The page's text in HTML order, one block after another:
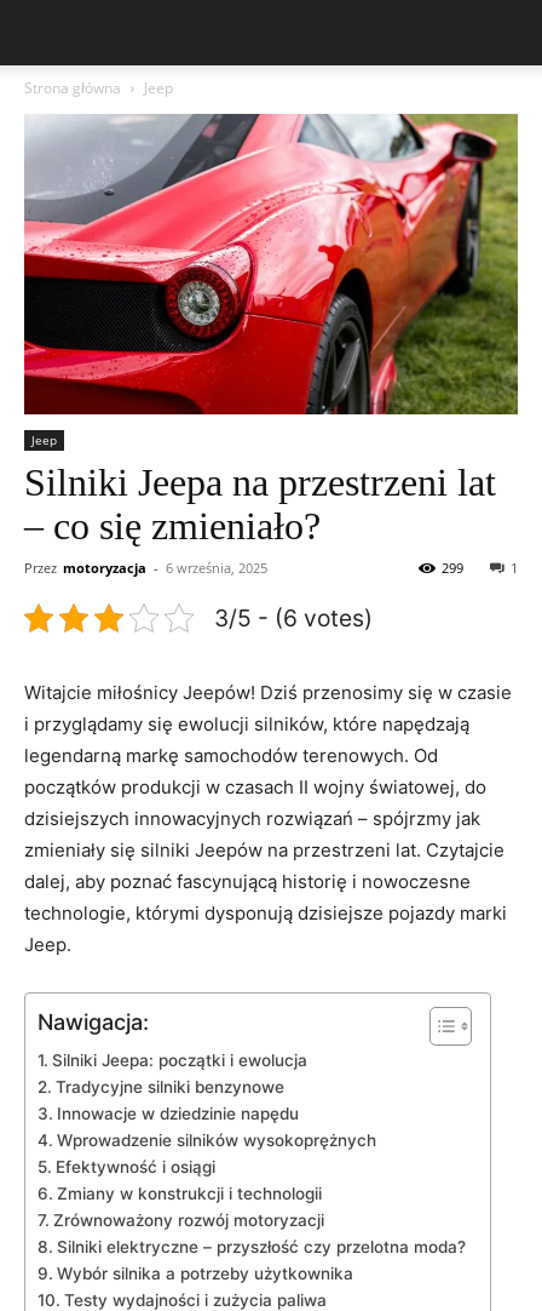
Strona główna Jeep
Jeep
Silniki Jeepa na przestrzeni lat
– co się zmieniało?
Przez motoryzacja - 6 września, 2025 1
299
3/5 - (6 votes)
Witajcie ⁢miłośnicy Jeepów! Dziś przenosimy się w czasie
i przyglądamy‍ się ewolucji silników, które‌ napędzają
legendarną markę samochodów terenowych. Od
początków produkcji w ⁢czasach II wojny światowej, do
dzisiejszych‍ innowacyjnych rozwiązań – spójrzmy jak
zmieniały się silniki Jeepów na przestrzeni lat. Czytajcie
dalej, aby poznać fascynującą historię i nowoczesne
technologie, którymi ‌dysponują dzisiejsze pojazdy marki⁤
Jeep.
Nawigacja:
Silniki ‍Jeepa: początki‌ i⁤ ewolucja
Tradycyjne silniki ⁢benzynowe
Innowacje w dziedzinie napędu
Wprowadzenie silników wysokoprężnych
Efektywność i osiągi
Zmiany w‍ konstrukcji i technologii
Zrównoważony rozwój motoryzacji
Silniki ⁣elektryczne – przyszłość czy przelotna moda?
Wybór silnika a potrzeby użytkownika
Testy wydajności ⁢i zużycia paliwa